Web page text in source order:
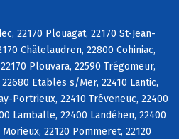
22170 Plouagat, 22170 St-Jean-
Châtelaudren, 22800 Cohiniac,
Plouvara, 22590 Trégomeur,
Etables s/Mer, 22410 Lantic,
Portrieux, 22410 Tréveneuc, 22400
Lamballe, 22400 Landéhen, 22400
22120 Pommeret, 22120